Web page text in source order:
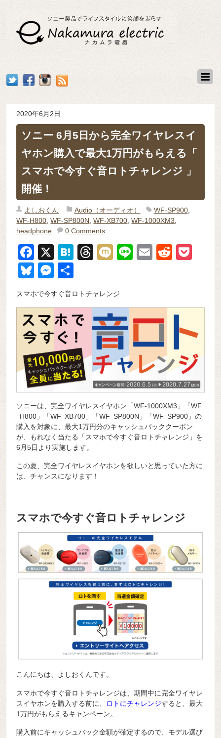
2020年6月2日
ソニー 6月5日から完全ワイヤレスイ
ヤホン購入で最大1万円がもらえる「
スマホで今すぐ音ロトチャレンジ 」
開催！
よしおくん Audio（オーディオ） WF-SP900,
WF-H800 ,WF-SP800N ,WF-XB700 ,WF-1000XM3
headphone
0 Comments
F
a
c
e
b
o
k
X
H
n
a
T
a
d
s
M
Li
E
R
t
Bl
e
sk
y
M
e
ss
e
n
g
er
スマホで今すぐ音ロトチャレンジ
ソニーは、完全ワイヤレスイヤホン「WF-1000XM3」「WF
ｰH800」「WFｰXB700」「WFｰSP800N」「WFｰSP900」の
購入を対象に、最大1万円分のキャッシュバッククーポン
が、もれなく当たる「スマホで今すぐ音ロトチャレンジ」を
6月5日より実施します。
この夏、完全ワイヤレスイヤホンを欲しいと思っていた方に
は、チャンスになります！
スマホで今すぐ音ロトチャレンジ
こんにちは、よしおくんです。
スマホで今すぐ音ロトチャレンジは、期間中に完全ワイヤレ
スイヤホンを購入する前に、 ロトにチャレンジすると、最大
1万円がもらえるキャンペーン。
購入前にキャッシュバック金額が確定するので、モデル選び